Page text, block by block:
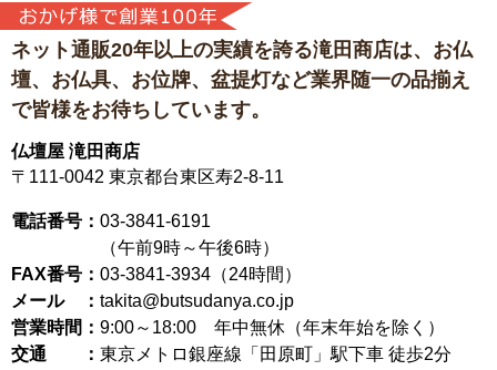
ネット通販20年以上の実績を誇る滝田商店は、 お仏
壇、お仏具、お位牌、盆提灯など業界随一の品揃え
で皆様をお待ちしています。
仏壇屋 滝田商店
〒111-0042 東京都台東区寿2-8-11
電話番号： 03-3841-6191
（午前9時～午後6時）
FAX番号： 03-3841-3934（24時間）
メール ： takita@butsudanya.co.jp
営業時間： 9:00～18:00 年中無休（年末年始を除く）
交通 ： 東京メトロ銀座線「田原町」駅下車 徒歩2分